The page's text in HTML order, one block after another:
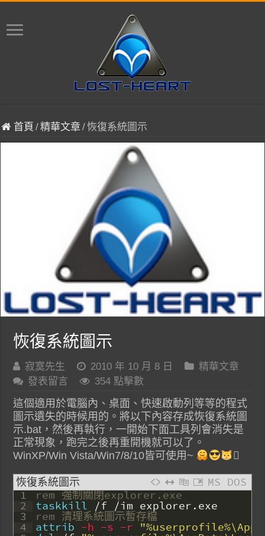
首頁 /精華文章/ 恢復系統圖示
恢復系統圖示
寂寞先生 2010 年 10 月 8 日
精華文章
發表留言
354 點擊數
這個適用於電腦內、桌面、快速啟動列等等的程式
圖示遺失的時候用的。將以下內容存成恢復系統圖
示.bat，然後再執行，一開始下面工具列會消失是
正常現象，跑完之後再重開機就可以了。
WinXP/Win Vista/Win7/8/10皆可使用~
‍🏍
恢復系統圖示
MS DOS
1
2
3
4
rem 強制關閉explorer.exe
taskkill /f /im explorer.exe
rem 清理系統圖示暫存檔
attrib -h -s -r